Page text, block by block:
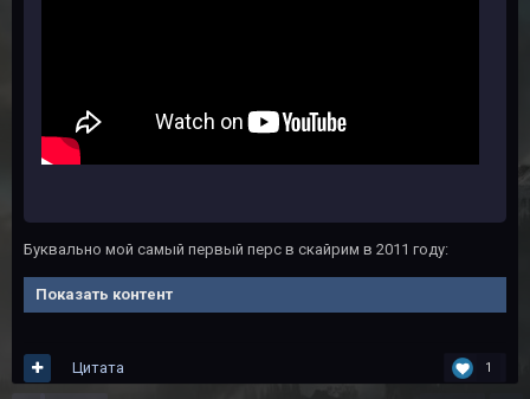
Буквально мой самый первый перс в скайрим в 2011 году:
Показать контент
1
Цитата